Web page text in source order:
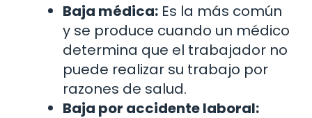
Baja médica: Es la más común
y se produce cuando un médico
determina que el trabajador no
puede realizar su trabajo por
razones de salud.
Baja por accidente laboral: